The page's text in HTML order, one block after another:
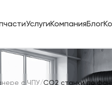
УслугиКомпанияБлог
с ЧПУ/CO2 станки по